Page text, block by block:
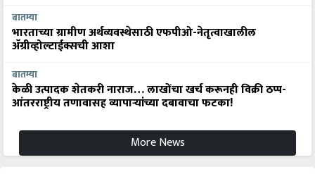
बातम्या
भारताच्या ग्रामीण अर्थव्यवस्थेसाठी एफपीओ-नेतृत्वाखालील
अ‍ॅग्रीव्होल्टाईक्सची आशा
बातम्या
केळी उत्पादक शेतकरी नाराज… लाखोंचा खर्च करूनही विक्री ठप्प-
आंतरराष्ट्रीय तणावासह व्यापाऱ्यांच्या दबावाचा फटका!
More News